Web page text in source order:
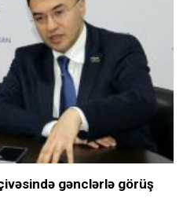
gənclərlə görüş